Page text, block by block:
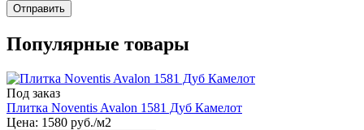
Отправить
Популярные товары
Под заказ
Плитка Noventis Avalon 1581 Дуб Камелот
Цена: 1580 руб./м2